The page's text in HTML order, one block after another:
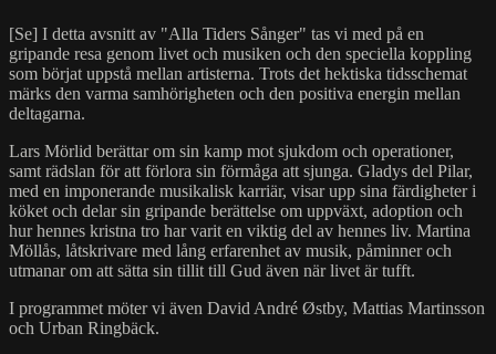
[Se] I detta avsnitt av "Alla Tiders Sånger" tas vi med på en
gripande resa genom livet och musiken och den speciella koppling
som börjat uppstå mellan artisterna. Trots det hektiska tidsschemat
märks den varma samhörigheten och den positiva energin mellan
deltagarna.
Lars Mörlid berättar om sin kamp mot sjukdom och operationer,
samt rädslan för att förlora sin förmåga att sjunga. Gladys del Pilar,
med en imponerande musikalisk karriär, visar upp sina färdigheter i
köket och delar sin gripande berättelse om uppväxt, adoption och
hur hennes kristna tro har varit en viktig del av hennes liv. Martina
Möllås, låtskrivare med lång erfarenhet av musik, påminner och
utmanar om att sätta sin tillit till Gud även när livet är tufft.
I programmet möter vi även David André Østby, Mattias Martinsson
och Urban Ringbäck.